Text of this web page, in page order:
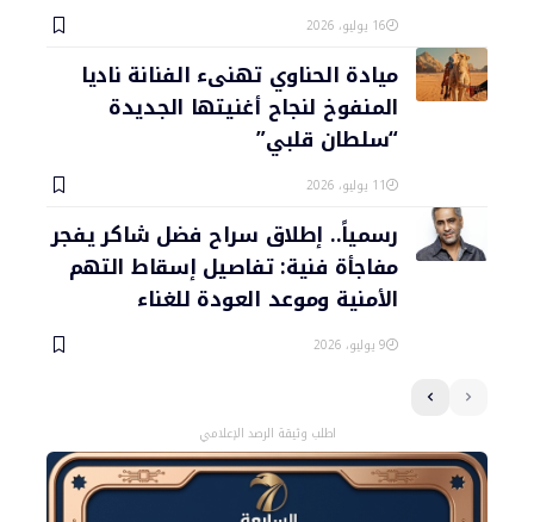
16 يوليو، 2026
ميادة الحناوي تهنىء الفنانة ناديا
المنفوخ لنجاح أغنيتها الجديدة
“سلطان قلبي”
11 يوليو، 2026
رسمياً.. إطلاق سراح فضل شاكر يفجر
مفاجأة فنية: تفاصيل إسقاط التهم
الأمنية وموعد العودة للغناء
9 يوليو، 2026
اطلب وثيقة الرصد الإعلامي